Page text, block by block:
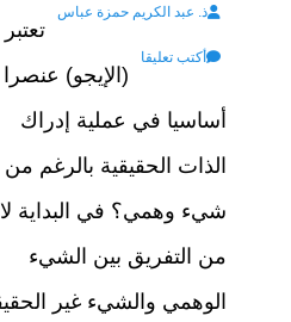
on
Author
ذ. عبد الكريم حمزة عباس
أكتب تعليقا
تعتبر
(الإيجو) عنصرا
أساسيا في عملية إدراك
الذات الحقيقية بالرغم من
شيء وهمي؟ في البداية لا
من التفريق بين الشيء
الوهمي والشيء غير